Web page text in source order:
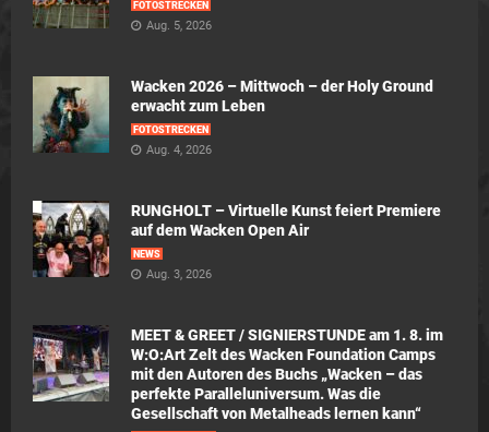
FOTOSTRECKEN
Aug. 5, 2026
Wacken 2026 – Mittwoch – der Holy Ground
erwacht zum Leben
FOTOSTRECKEN
Aug. 4, 2026
RUNGHOLT – Virtuelle Kunst feiert Premiere
auf dem Wacken Open Air
NEWS
Aug. 3, 2026
MEET & GREET / SIGNIERSTUNDE am 1. 8. im
W:O:Art Zelt des Wacken Foundation Camps
mit den Autoren des Buchs „Wacken – das
perfekte Paralleluniversum. Was die
Gesellschaft von Metalheads lernen kann“